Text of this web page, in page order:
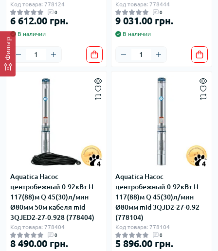
Фильтр
Код товара: 778124
0
6 612.00 грн.
В наличии
Код товара: 778444
0
9 031.00 грн.
В наличии
4
Aquatica Насос
центробежный 0.92кВт H
117(88)м Q 45(30)л/мин
Ø80мм 50м кабеля mid
3QJED2-27-0.928 (778404)
Код товара: 778404
0
8 490.00 грн.
4
Aquatica Насос
центробежный 0.92кВт H
117(88)м Q 45(30)л/мин
Ø80мм mid 3QJD2-27-0.92
(778104)
Код товара: 778104
0
5 896.00 грн.